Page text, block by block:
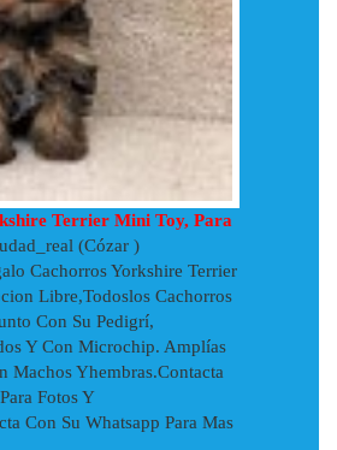
Terrier Mini Toy, Para
(Cózar )
Cachorros Yorkshire Terrier
Libre,todoslos Cachorros
Con Su Pedigrí,
Y Con Microchip. Amplías
Machos Yhembras.Contacta
Fotos Y
Con Su Whatsapp Para Mas